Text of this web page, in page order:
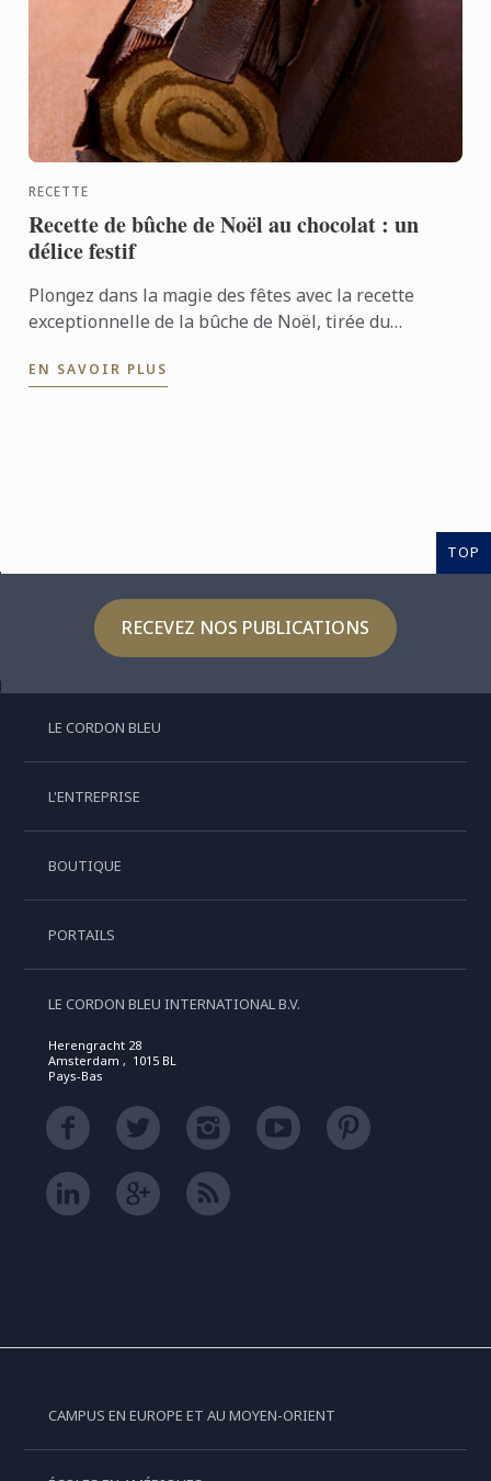
RECETTE
Recette de bûche de Noël au chocolat : un
délice festif
Plongez dans la magie des fêtes avec la recette
exceptionnelle de la bûche de Noël, tirée du
alliant ...
EN SAVOIR PLUS
TOP
RECEVEZ NOS PUBLICATIONS
LE CORDON BLEU
L'ENTREPRISE
BOUTIQUE
PORTAILS
LE CORDON BLEU INTERNATIONAL B.V.
Herengracht 28
Amsterdam , 1015 BL
Pays-Bas
CAMPUS EN EUROPE ET AU MOYEN-ORIENT